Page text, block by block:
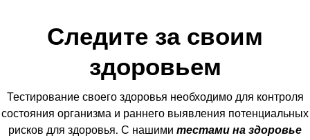
Следите за своим
здоровьем
Тестирование своего здоровья необходимо для контроля
состояния организма и раннего выявления потенциальных
рисков для здоровья. С нашими тестами на здоровье